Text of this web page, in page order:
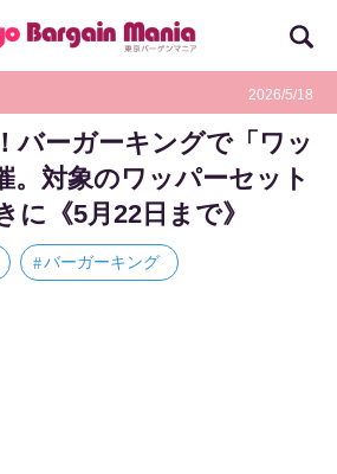
2026/5/18
バーガーキングで「ワッ
。対象のワッパーセット
に《5月22日まで》
バーガーキング